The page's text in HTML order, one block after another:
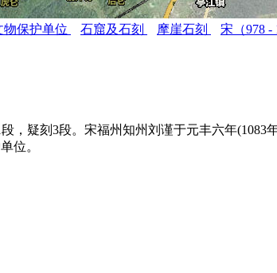
物保护单位 石窟及石刻 摩崖石刻 宋（978 -
疑刻3段。宋福州知州刘谨于元丰六年(1083
位。